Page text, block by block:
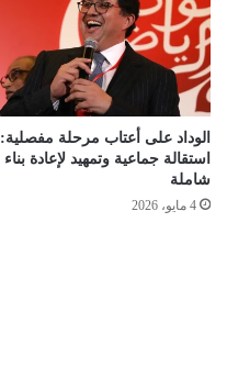
الوداد على أعتاب مرحلة مفصلية:
استقالة جماعية وتمهيد لإعادة بناء
شاملة
4 مايو، 2026